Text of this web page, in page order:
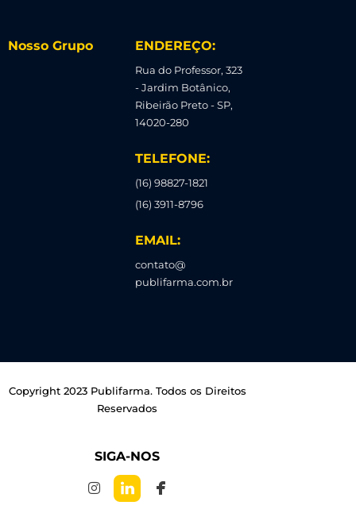
Nosso Grupo ENDEREÇO:
Rua do Professor, 323
- Jardim Botânico,
Ribeirão Preto - SP,
14020-280
TELEFONE:
(16) 98827-1821
(16) 3911-8796
EMAIL:
contato@
publifarma.com.br
Copyright 2023 Publifarma. Todos os Direitos
Reservados
SIGA-NOS